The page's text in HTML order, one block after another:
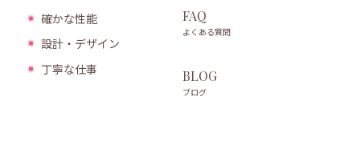
確かな性能
設計・デザイン
丁寧な仕事
FAQ
よくある質問
BLOG
ブログ